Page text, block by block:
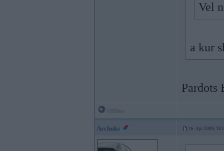
Vel
a kur
Pardots
Archuks 16. Apr 2009,